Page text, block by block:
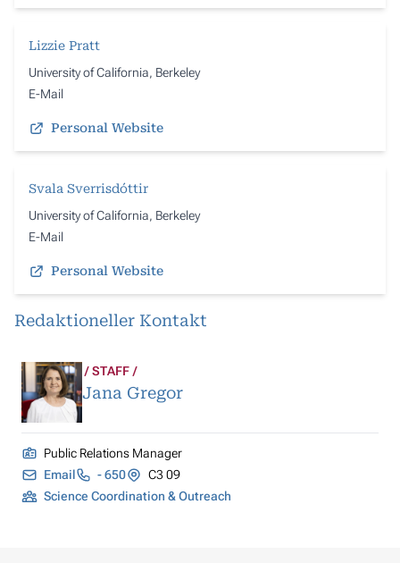
Lizzie Pratt
University of California, Berkeley
E-Mail
Personal Website
Svala Sverrisdóttir
University of California, Berkeley
E-Mail
Personal Website
Redaktioneller Kontakt
STAFF
Jana Gregor
Public Relations Manager
Email
- 650
C3 09
Science Coordination & Outreach